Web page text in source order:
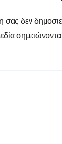
σας δεν